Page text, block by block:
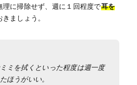
に掃除せず、週に１回程度で耳を
ましょう。
ミを拭くといった程度は週一度
ほうがいい。